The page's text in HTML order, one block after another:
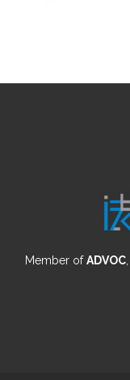
Member ofADVOC